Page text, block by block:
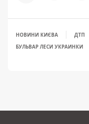
НОВИНИ КИЄВА ДТП
БУЛЬВАР ЛЕСИ УКРАИНКИ